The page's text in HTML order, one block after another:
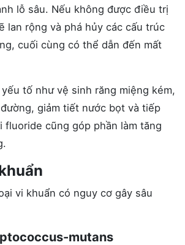
lỗ sâu. Nếu không được điều trị
lan rộng và phá hủy các cấu trúc
cuối cùng có thể dẫn đến mất
tố như vệ sinh răng miệng kém,
giảm tiết nước bọt và tiếp
fluoride cũng góp phần làm tăng
vi khuẩn có nguy cơ gây sâu
mutans